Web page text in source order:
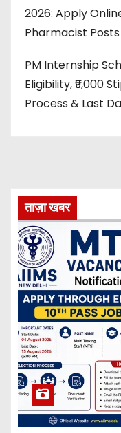
2026: Apply
Pharmacist Posts
PM Internship
Eligibility, ₹9,000
Process & Last
ताज़ा खबर